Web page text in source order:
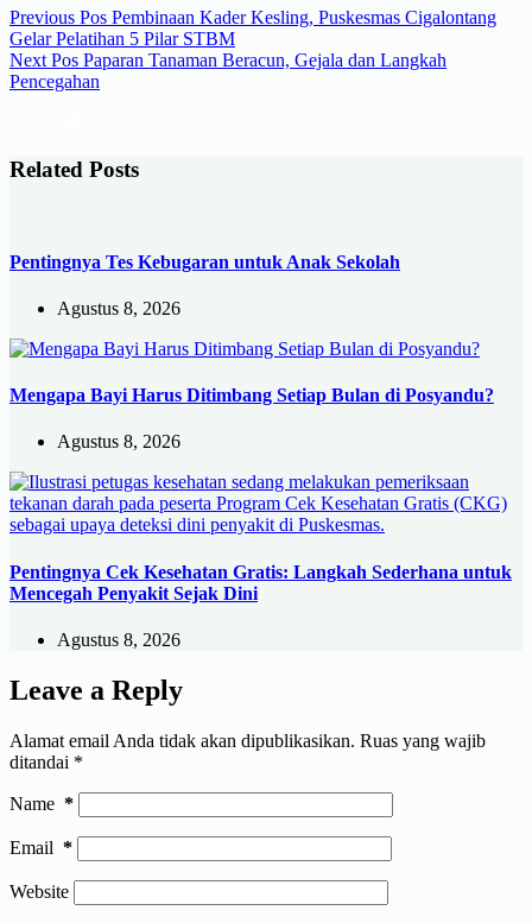
Previous Pos Pembinaan Kader Kesling, Puskesmas Cigalontang
Gelar Pelatihan 5 Pilar STBM
Next Pos Paparan Tanaman Beracun, Gejala dan Langkah
Pencegahan
Related Posts
Pentingnya Tes Kebugaran untuk Anak Sekolah
Agustus 8, 2026
Mengapa Bayi Harus Ditimbang Setiap Bulan di Posyandu?
Agustus 8, 2026
Pentingnya Cek Kesehatan Gratis: Langkah Sederhana untuk
Mencegah Penyakit Sejak Dini
Agustus 8, 2026
Leave a Reply
Alamat email Anda tidak akan dipublikasikan. Ruas yang wajib
ditandai *
Name *
Email *
Website